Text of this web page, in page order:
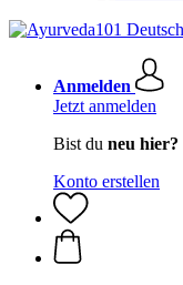
Anmelden
Jetzt anmelden
Bist du neu hier?
Konto erstellen